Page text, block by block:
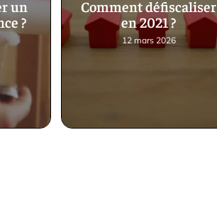
un
?
Comment défiscaliser
en 2021 ?
12 mars 2026